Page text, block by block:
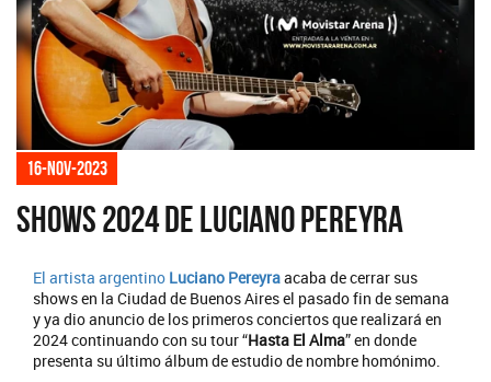
16-nov-2023
Shows 2024 de Luciano Pereyra
El artista argentino Luciano Pereyraacaba de cerrar sus
shows en la Ciudad de Buenos Aires el pasado fin de semana
y ya dio anuncio de los primeros conciertos que realizará en
2024 continuando con su tour “Hasta El Alma” en donde
presenta su último álbum de estudio de nombre homónimo.